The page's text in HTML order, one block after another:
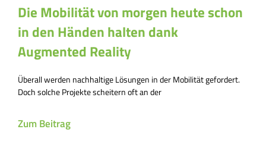
Die Mobilität von morgen heute schon
in den Händen halten dank
Augmented Reality
Überall werden nachhaltige Lösungen in der Mobilität gefordert.
Doch solche Projekte scheitern oft an der
Zum Beitrag